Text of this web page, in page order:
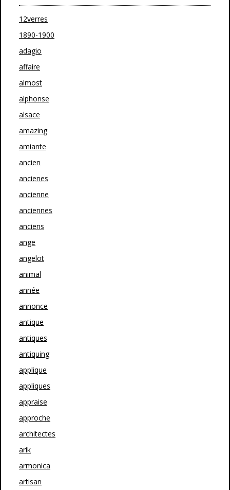
12verres
1890-1900
adagio
affaire
almost
alphonse
alsace
amazing
amiante
ancien
ancienes
ancienne
anciennes
anciens
ange
angelot
animal
année
annonce
antique
antiques
antiquing
applique
appliques
appraise
approche
architectes
arik
armonica
artisan